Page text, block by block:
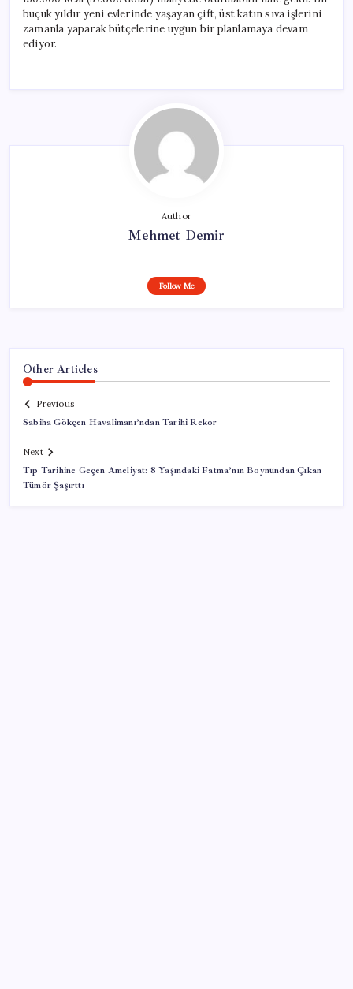
buçuk yıldır yeni evlerinde yaşayan çift, üst katın sıva işlerini
zamanla yaparak bütçelerine uygun bir planlamaya devam
ediyor.
Author
Mehmet Demir
Follow Me
Other Articles
Previous
Sabiha Gökçen Havalimanı’ndan Tarihi Rekor
Next
Tıp Tarihine Geçen Ameliyat: 8 Yaşındaki Fatma’nın Boynundan Çıkan
Tümör Şaşırttı